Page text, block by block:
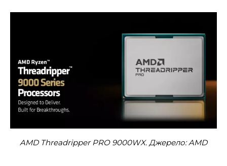
AMD Threadripper PRO 9000WX. Джерело: AMD